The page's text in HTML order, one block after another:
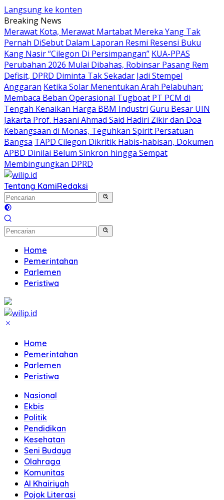
Langsung ke konten
Breaking News
Merawat Kota, Merawat Martabat Mereka Yang Tak
Pernah DiSebut Dalam Laporan Resmi Resensi Buku
Kang Nasir “Cilegon Di Persimpangan” KUA-PPAS
Perubahan 2026 Mulai Dibahas, Robinsar Pasang Rem
Defisit, DPRD Diminta Tak Sekadar Jadi Stempel
Anggaran Ketika Solar Menentukan Arah Pelabuhan:
Membaca Beban Operasional Tugboat PT PCM di
Tengah Kenaikan Harga BBM Industri Guru Besar UIN
Jakarta Prof. Hasani Ahmad Said Hadiri Zikir dan Doa
Kebangsaan di Monas, Teguhkan Spirit Persatuan
Bangsa TAPD Cilegon Dikritik Habis-habisan, Dokumen
APBD Dinilai Belum Sinkron hingga Sempat
Membingungkan DPRD
Tentang KamiRedaksi
Home
Pemerintahan
Parlemen
Peristiwa
Home
Pemerintahan
Parlemen
Peristiwa
Nasional
Ekbis
Politik
Pendidikan
Kesehatan
Seni Budaya
Olahraga
Komunitas
Al Khairiyah
Pojok Literasi